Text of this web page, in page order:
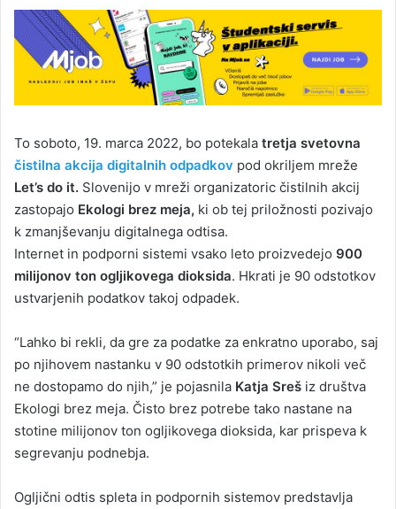
To soboto, 19. marca 2022, bo potekala tretja svetovna
čistilna akcija digitalnih odpadkov pod okriljem mreže
Let’s do it. Slovenijo v mreži organizatoric čistilnih akcij
zastopajo Ekologi brez meja, ki ob tej priložnosti pozivajo
k zmanjševanju digitalnega odtisa.
Internet in podporni sistemi vsako leto proizvedejo 900
milijonov ton ogljikovega dioksida. Hkrati je 90 odstotkov
ustvarjenih podatkov takoj odpadek.
“Lahko bi rekli, da gre za podatke za enkratno uporabo, saj
po njihovem nastanku v 90 odstotkih primerov nikoli več
ne dostopamo do njih,” je pojasnila Katja Sreš iz društva
Ekologi brez meja. Čisto brez potrebe tako nastane na
stotine milijonov ton ogljikovega dioksida, kar prispeva k
segrevanju podnebja.
Ogljični odtis spleta in podpornih sistemov predstavlja